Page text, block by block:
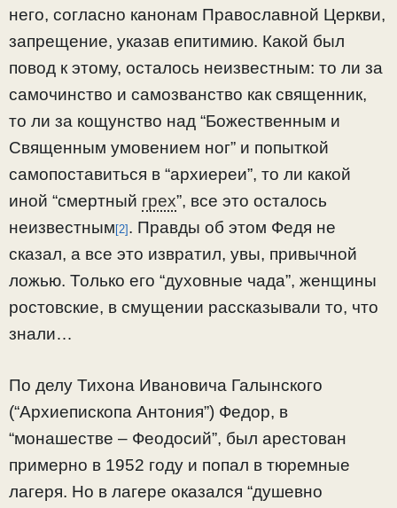
него, согласно канонам Православной Церкви,
запрещение, указав епитимию. Какой был
повод к этому, осталось неизвестным: то ли за
самочинство и самозванство как священник,
то ли за кощунство над “Божественным и
Священным умовением ног” и попыткой
самопоставиться в “архиереи”, то ли какой
иной “смертный грех”, все это осталось
неизвестным[2]. Правды об этом Федя не
сказал, а все это извратил, увы, привычной
ложью. Только его “духовные чада”, женщины
ростовские, в смущении рассказывали то, что
знали…
По делу Тихона Ивановича Галынского
(“Архиепископа Антония”) Федор, в
“монашестве – Феодосий”, был арестован
примерно в 1952 году и попал в тюремные
лагеря. Но в лагере оказался “душевно